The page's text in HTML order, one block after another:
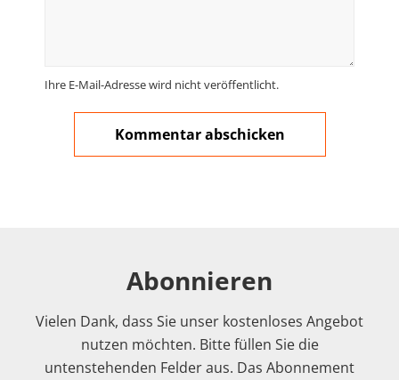
Ihre E-Mail-Adresse wird nicht veröffentlicht.
Abonnieren
Vielen Dank, dass Sie unser kostenloses Angebot
nutzen möchten. Bitte füllen Sie die
untenstehenden Felder aus. Das Abonnement